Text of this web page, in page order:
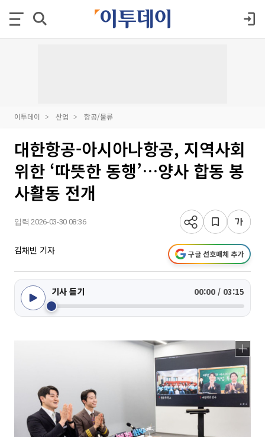
이투데이 산업 항공/물류
대한항공-아시아나항공, 지역사회
위한 ‘따뜻한 동행’…양사 합동 봉
사활동 전개
입력 2026-03-30 08:36
김채빈 기자 구글 선호매체 추가
기사 듣기 00:00 / 03:15